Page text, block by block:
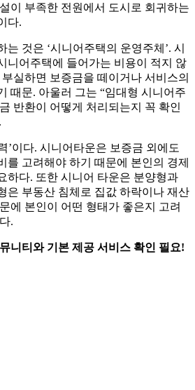
이 부족한 전원에서 도시로 회귀하는
다.
는 것은 ‘시니어주택의 운영주체’. 시
니어주택에 들어가는 비용이 적지 않
실하면 보증금을 떼이거나 서비스의
때문. 아울러 그는 “임대형 시니어주
반환이 어떻게 처리되는지 꼭 확인
’이다. 시니어타운은 보증금 외에도
를 고려해야 하기 때문에 본인의 경제
하다. 또한 시니어 타운은 분양형과
은 부동산 침체로 집값 하락이나 재산
에 본인이 어떤 형태가 좋은지 고려
.
니티와 기본 제공 서비스 확인 필요!